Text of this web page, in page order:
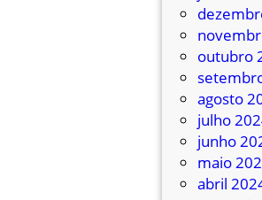
outubro
agosto
julho
junho
maio
abril